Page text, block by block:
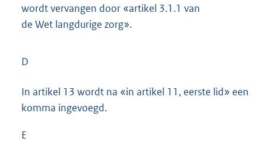
wordt vervangen door «artikel 3.1.1 van
de Wet langdurige zorg».
D
In artikel 13 wordt na «in artikel 11, eerste lid» een
komma ingevoegd.
E